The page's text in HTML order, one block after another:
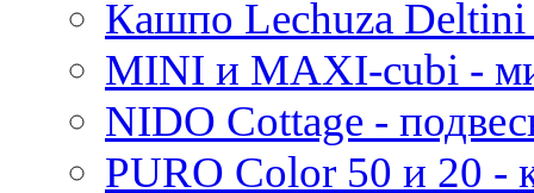
Кашпо Lechuza
MINI и MAXI-cubi -
NIDO Cottage -
PURO Color 50 и 20